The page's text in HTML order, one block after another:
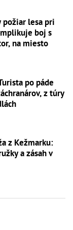
požiar lesa pri
boj s
po páde
z túry
z Kežmarku:
a zásah v